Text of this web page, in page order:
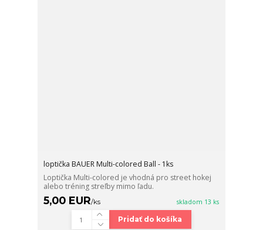
loptička BAUER Multi-colored Ball - 1ks
Loptička Multi-colored je vhodná pro street hokej
alebo tréning streľby mimo ľadu.
5,00 EUR/ks skladom 13 ks
Pridať do košíka